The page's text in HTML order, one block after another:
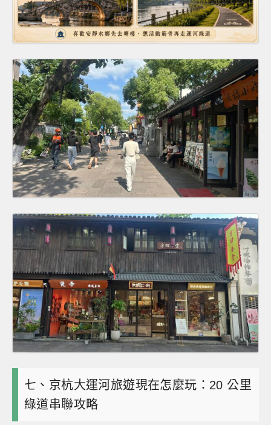
七、京杭大運河旅遊現在怎麼玩：20 公里
綠道串聯攻略